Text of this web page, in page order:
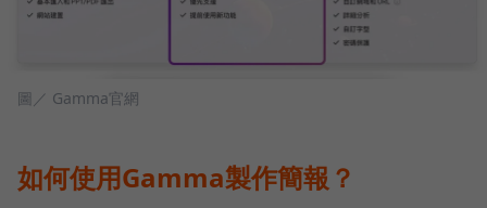
圖／ Gamma官網
如何使用Gamma製作簡報？